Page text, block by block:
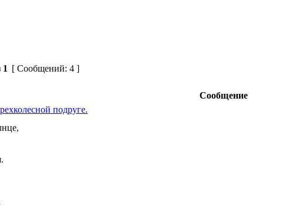
1 [ Сообщений: 4 ]
Сообщение
подруге.